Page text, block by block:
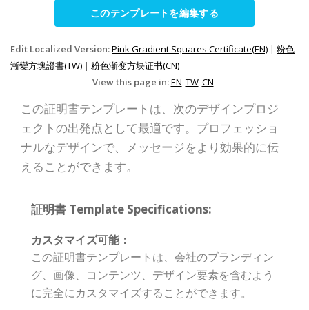
このテンプレートを編集する
Edit Localized Version:Pink Gradient Squares Certificate(EN) | 粉色
漸變方塊證書(TW) | 粉色渐变方块证书(CN)
View this page in:EN TW CN
この証明書テンプレートは、次のデザインプロジ
ェクトの出発点として最適です。プロフェッショ
ナルなデザインで、メッセージをより効果的に伝
えることができます。
証明書 Template Specifications:
カスタマイズ可能：
この証明書テンプレートは、会社のブランディン
グ、画像、コンテンツ、デザイン要素を含むよう
に完全にカスタマイズすることができます。